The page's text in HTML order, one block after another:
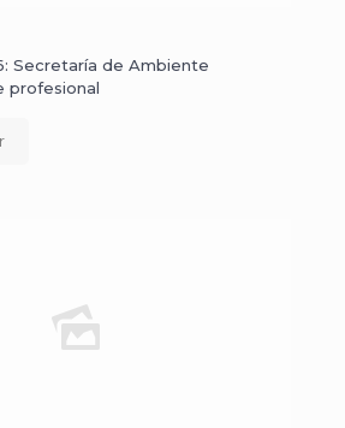
Secretaría de Ambiente
profesional